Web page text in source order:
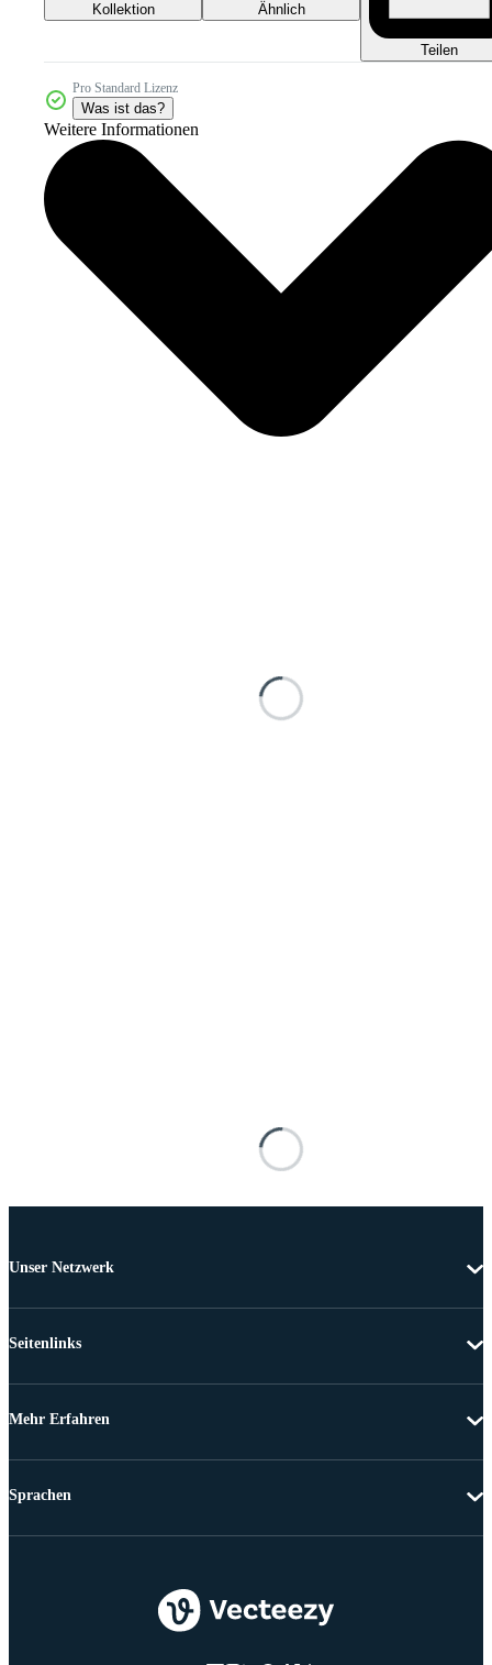
Kollektion Ähnlich
Teilen
Pro Standard Lizenz
Was ist das?
Weitere Informationen
Unser Netzwerk
Seitenlinks
Mehr Erfahren
Sprachen